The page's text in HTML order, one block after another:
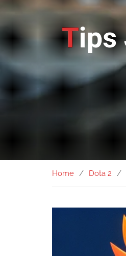
Tips Jitu Jual Beli Skin Mobile Legends agar
Home Dota 2